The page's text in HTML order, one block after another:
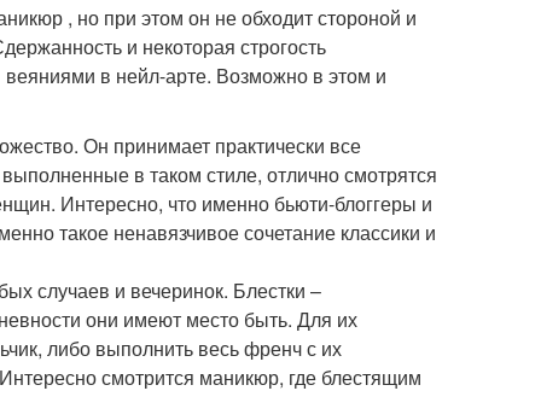
, но при этом он не обходит стороной и
и некоторая строгость
в нейл-арте. Возможно в этом и
Он принимает практически все
в таком стиле, отлично смотрятся
Интересно, что именно бьюти-блоггеры и
такое ненавязчивое сочетание классики и
случаев и вечеринок. Блестки –
они имеют место быть. Для их
либо выполнить весь френч с их
смотрится маникюр, где блестящим